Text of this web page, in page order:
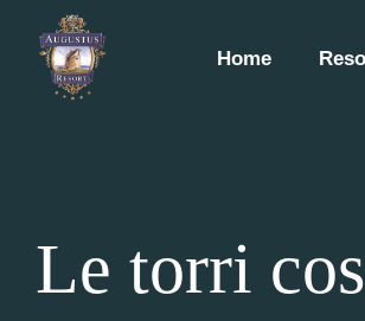
Home
Le torri